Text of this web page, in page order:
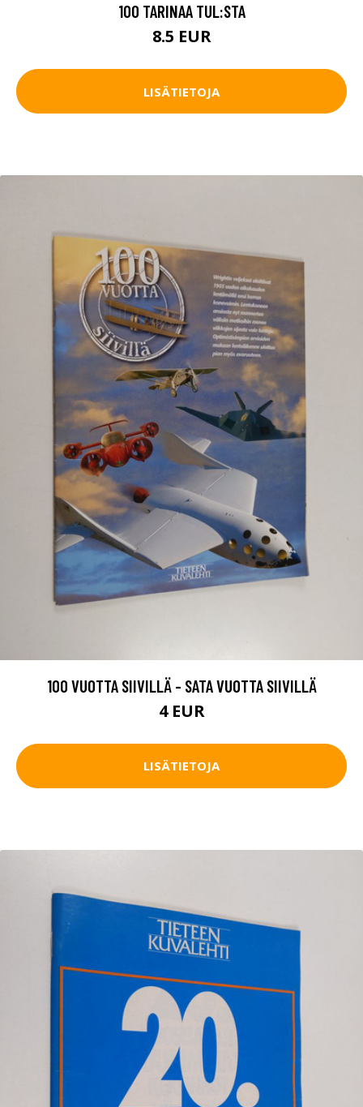
100 TARINAA TUL:STA
8.5 EUR
LISÄTIETOJA
100 VUOTTA SIIVILLÄ - SATA VUOTTA SIIVILLÄ
4 EUR
LISÄTIETOJA